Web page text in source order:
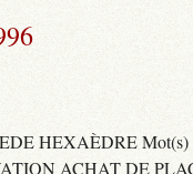
HEXAÈDRE Mot(s)
ACHAT DE